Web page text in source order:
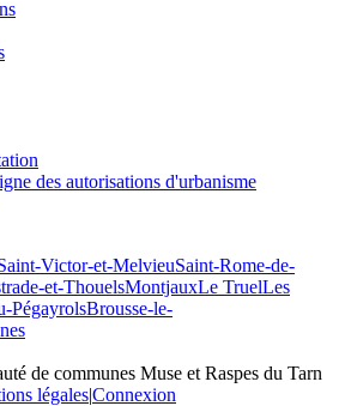
des autorisations d'urbanisme
Victor-et-MelvieuSaint-Rome-de-
et-ThouelsMontjauxLe TruelLes
PégayrolsBrousse-le-
de communes Muse et Raspes du Tarn
légales|Connexion